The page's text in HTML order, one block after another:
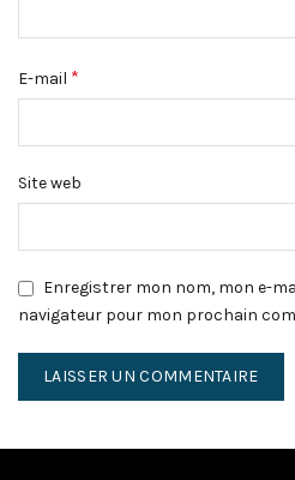
E-mail *
Site web
Enregistrer mon nom, mon e-
navigateur pour mon prochain